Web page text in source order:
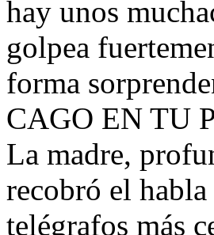
hay unos
golpea
forma
CAGO EN TU
La madre,
recobró el
telégrafos más